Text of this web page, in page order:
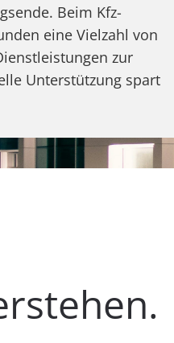
Beim Kfz-
eine Vielzahl von
zur
Unterstützung spart